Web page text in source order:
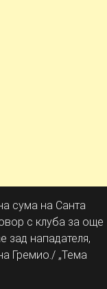
сума на Санта
с клуба за още
зад нападателя,
Гремио./ „Тема